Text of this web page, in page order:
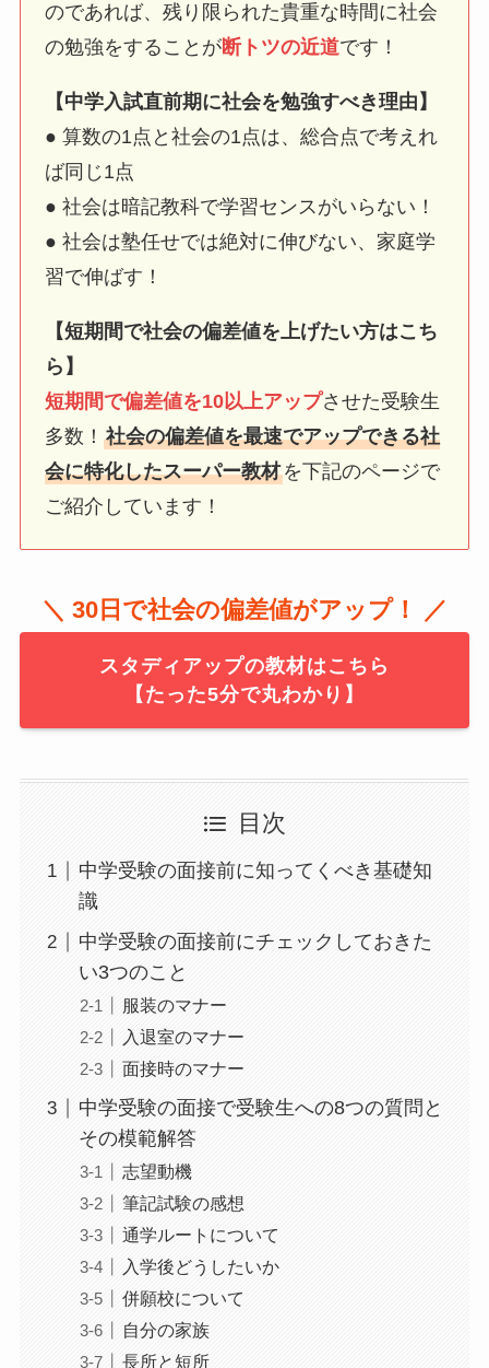
のであれば、残り限られた貴重な時間に社会
の勉強をすることが断トツの近道です！
【中学入試直前期に社会を勉強すべき理由】
● 算数の1点と社会の1点は、総合点で考えれ
ば同じ1点
● 社会は暗記教科で学習センスがいらない！
● 社会は塾任せでは絶対に伸びない、家庭学
習で伸ばす！
【短期間で社会の偏差値を上げたい方はこち
ら】
短期間で偏差値を10以上アップさせた受験生
多数！社会の偏差値を最速でアップできる社
会に特化したスーパー教材を下記のページで
ご紹介しています！
＼ 30日で社会の偏差値がアップ！ ／
スタディアップの教材はこちら
【たった5分で丸わかり】
目次
中学受験の面接前に知ってくべき基礎知
識
中学受験の面接前にチェックしておきた
い3つのこと
服装のマナー
入退室のマナー
面接時のマナー
中学受験の面接で受験生への8つの質問と
その模範解答
志望動機
筆記試験の感想
通学ルートについて
入学後どうしたいか
併願校について
自分の家族
長所と短所